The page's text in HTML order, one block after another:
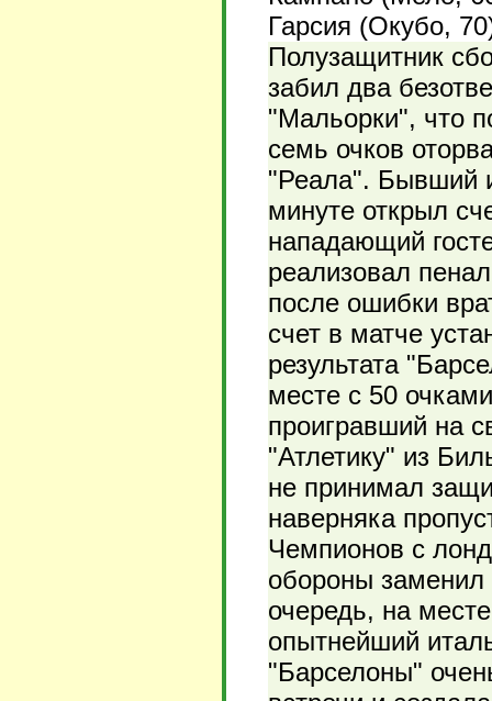
Гарсия (Окубо,
Полузащитник
забил два
"Мальорки", что
семь очков
"Реала". Бывший
минуте открыл
нападающий
реализовал
после ошибки
счет в матче
результата
месте с 50
проигравший на
"Атлетику" из
не принимал
наверняка
Чемпионов с
обороны
очередь, на
опытнейший
"Барселоны"